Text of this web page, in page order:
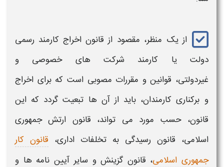
از یک منظر، مقصود از قانون اخراج کارمند رسمی
دولت یا کارمند شرکت های خصوصی و
غیردولتی، قوانین و مقررات مصوبی است که برای اخراج
و برکناری کارمندان، باید از آن ها تبعیت گردد که این
قانون، حسب مورد می تواند، قانون ارتش جمهوری
اسلامی، قانون رسیدگی به تخلفات اداری، قانون کار
جمهوری اسلامی، قانون گزینش و سایر آیین نامه ها و